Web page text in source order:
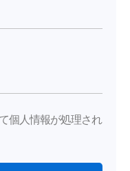
個人情報が処理され